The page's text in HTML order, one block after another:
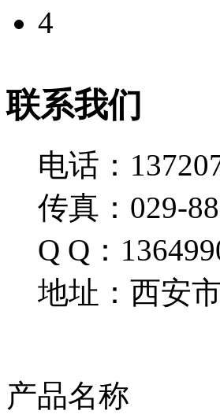
4
联系我们
电话：
传真：029-
Q Q：
地址：西安
产品名称